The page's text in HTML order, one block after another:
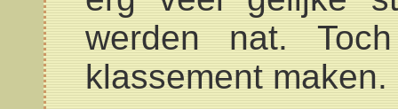
werden nat.
klassement maken.